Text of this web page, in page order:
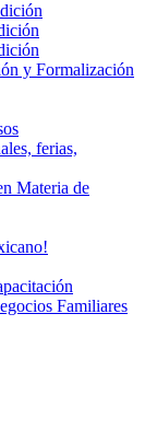
y Formalización
ferias,
Materia de
Familiares